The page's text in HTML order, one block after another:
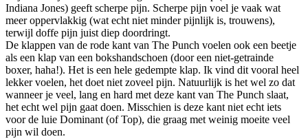
Indiana Jones) geeft scherpe pijn. Scherpe pijn voel je vaak wat
meer oppervlakkig (wat echt niet minder pijnlijk is, trouwens),
terwijl doffe pijn juist diep doordringt.
De klappen van de rode kant van The Punch voelen ook een beetje
als een klap van een bokshandschoen (door een niet-getrainde
boxer, haha!). Het is een hele gedempte klap. Ik vind dit vooral heel
lekker voelen, het doet niet zoveel pijn. Natuurlijk is het wel zo dat
wanneer je veel, lang en hard met deze kant van The Punch slaat,
het echt wel pijn gaat doen. Misschien is deze kant niet echt iets
voor de luie Dominant (of Top), die graag met weinig moeite veel
pijn wil doen.